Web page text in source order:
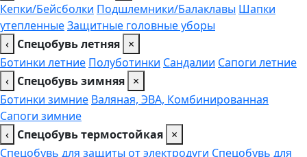
Кепки/Бейсболки Подшлемники/Балаклавы Шапки
утепленныеЗащитные головные уборы
‹ Спецобувь летняя ×
Ботинки летние Полуботинки Сандалии Сапоги летние
‹ Спецобувь зимняя ×
Ботинки зимние Валяная, ЭВА, Комбинированная
Сапоги зимние
‹ Спецобувь термостойкая ×
Спецобувь для защиты от электродуги Спецобувь для